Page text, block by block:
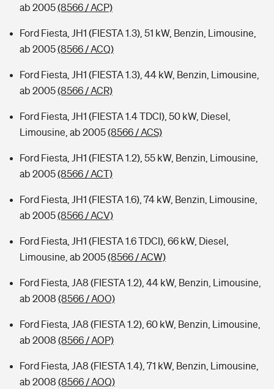
ab 2005(8566 / ACP)
Ford Fiesta, JH1 (FIESTA 1.3), 51 kW, Benzin, Limousine,
ab 2005(8566 / ACQ)
Ford Fiesta, JH1 (FIESTA 1.3), 44 kW, Benzin, Limousine,
ab 2005(8566 / ACR)
Ford Fiesta, JH1 (FIESTA 1.4 TDCI), 50 kW, Diesel,
Limousine, ab 2005(8566 / ACS)
Ford Fiesta, JH1 (FIESTA 1.2), 55 kW, Benzin, Limousine,
ab 2005(8566 / ACT)
Ford Fiesta, JH1 (FIESTA 1.6), 74 kW, Benzin, Limousine,
ab 2005(8566 / ACV)
Ford Fiesta, JH1 (FIESTA 1.6 TDCI), 66 kW, Diesel,
Limousine, ab 2005(8566 / ACW)
Ford Fiesta, JA8 (FIESTA 1.2), 44 kW, Benzin, Limousine,
ab 2008 (8566 / AOO)
Ford Fiesta, JA8 (FIESTA 1.2), 60 kW, Benzin, Limousine,
ab 2008 (8566 / AOP)
Ford Fiesta, JA8 (FIESTA 1.4), 71 kW, Benzin, Limousine,
ab 2008 (8566 / AOQ)